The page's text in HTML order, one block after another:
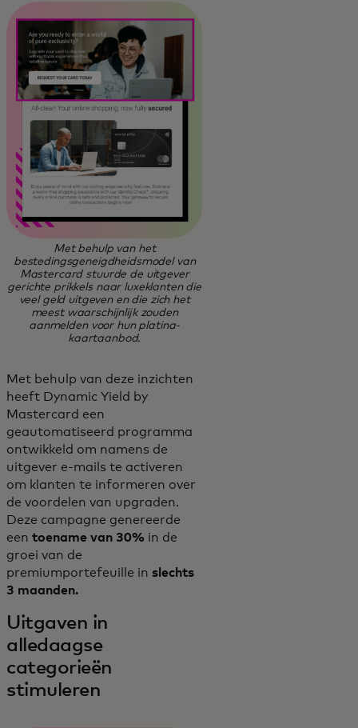
Met behulp van het
bestedingsgeneigdheidsmodel van
Mastercard stuurde de uitgever
gerichte prikkels naar luxeklanten die
veel geld uitgeven en die zich het
meest waarschijnlijk zouden
aanmelden voor hun platina-
kaartaanbod.
Met behulp van deze inzichten
heeft Dynamic Yield by
Mastercard een
geautomatiseerd programma
ontwikkeld om namens de
uitgever e-mails te activeren
om klanten te informeren over
de voordelen van upgraden.
Deze campagne genereerde
een toename van 30% in de
groei van de
premiumportefeuille in slechts
3 maanden.
Uitgaven in
alledaagse
categorieën
stimuleren